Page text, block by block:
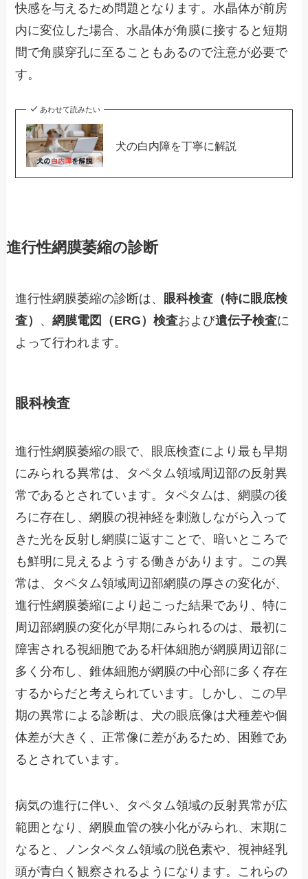
快感を与えるため問題となります。水晶体が前房
内に変位した場合、水晶体が角膜に接すると短期
間で角膜穿孔に至ることもあるので注意が必要で
す。
あわせて読みたい
犬の白内障を丁寧に解説
進行性網膜萎縮の診断
進行性網膜萎縮の診断は、
眼科検査（特に眼底検
査） 、網膜電図（ERG）検査および遺伝子検査に
よって行われます。
眼科検査
進行性網膜萎縮の眼で、眼底検査により最も早期
にみられる異常は、タペタム領域周辺部の反射異
常であるとされています。タペタムは、網膜の後
ろに存在し、網膜の視神経を刺激しながら入って
きた光を反射し網膜に返すことで、暗いところで
も鮮明に見えるようする働きがあります。この異
常は、タペタム領域周辺部網膜の厚さの変化が、
進行性網膜萎縮により起こった結果であり、特に
周辺部網膜の変化が早期にみられるのは、最初に
障害される視細胞である杆体細胞が網膜周辺部に
多く分布し、錐体細胞が網膜の中心部に多く存在
するからだと考えられています。しかし、この早
期の異常による診断は、犬の眼底像は犬種差や個
体差が大きく、正常像に差があるため、困難であ
るとされています。
病気の進行に伴い、タペタム領域の反射異常が広
範囲となり、網膜血管の狭小化がみられ、末期に
なると、ノンタペタム領域の脱色素や、視神経乳
頭が青白く観察されるようになります。これらの